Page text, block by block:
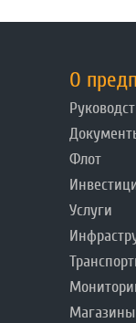
О
Флот
Услуги
Магазины